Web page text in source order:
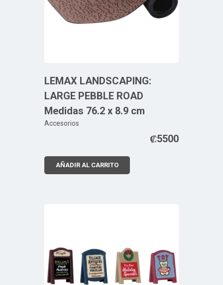
LEMAX LANDSCAPING:
LARGE PEBBLE ROAD
Medidas 76.2 x 8.9 cm
Accesorios
₡5500
AÑADIR AL CARRITO